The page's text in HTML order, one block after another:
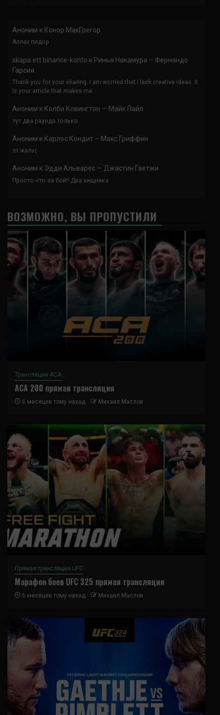
Аноним к Конор МакГрегор
Аллах пидор
skapa ett binance-konto к Ринья Накамура – Фернандо
Гарсия
Thank you for your sharing. I am worried that I lack creative ideas. It
is your article that makes me…
Аноним к Колби Ковингтон — Майк Пайл
тут два раунда только
Аноним к Карлос Кондит – Макс Гриффин
эх жаль(
Аноним к Эдди Альварес — Джастин Гаетжи
Просто что за бой!! Два хищника
ВОЗМОЖНО, ВЫ ПРОПУСТИЛИ
Трансляции ACA
ACA 200 прямая трансляция
6 месяцев тому назад Михаил Маслов
Прямая трансляция UFC
Марафон боев UFC 325 прямая трансляция
6 месяцев тому назад Михаил Маслов